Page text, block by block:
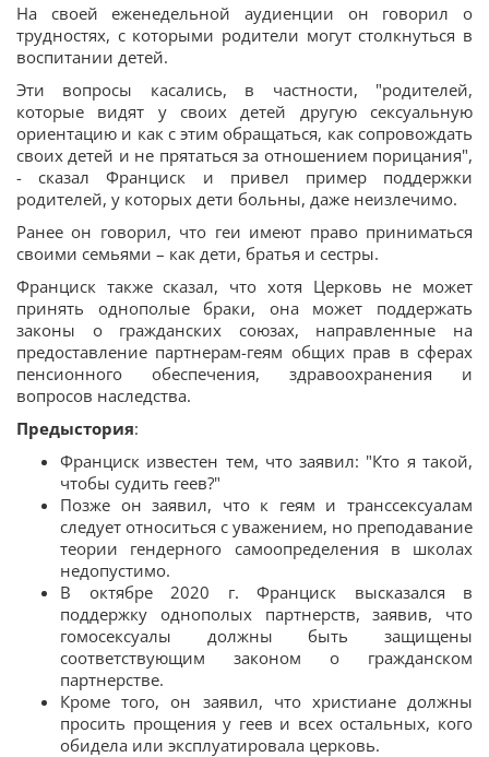
На своей еженедельной аудиенции он говорил о
трудностях, с которыми родители могут столкнуться в
воспитании детей.
Эти вопросы касались, в частности, "родителей,
которые видят у своих детей другую сексуальную
ориентацию и как с этим обращаться, как сопровождать
своих детей и не прятаться за отношением порицания",
- сказал Франциск и привел пример поддержки
родителей, у которых дети больны, даже неизлечимо.
Ранее он говорил, что геи имеют право приниматься
своими семьями – как дети, братья и сестры.
Франциск также сказал, что хотя Церковь не может
принять однополые браки, она может поддержать
законы о гражданских союзах, направленные на
предоставление партнерам-геям общих прав в сферах
пенсионного обеспечения, здравоохранения и
вопросов наследства.
Предыстория:
Франциск известен тем, что заявил: "Кто я такой,
чтобы судить геев?"
Позже он заявил, что к геям и транссексуалам
следует относиться с уважением, но преподавание
теории гендерного самоопределения в школах
недопустимо.
В октябре 2020 г. Франциск высказался в
поддержку однополых партнерств, заявив, что
гомосексуалы должны быть защищены
соответствующим законом о гражданском
партнерстве.
Кроме того, он заявил, что христиане должны
просить прощения у геев и всех остальных, кого
обидела или эксплуатировала церковь.